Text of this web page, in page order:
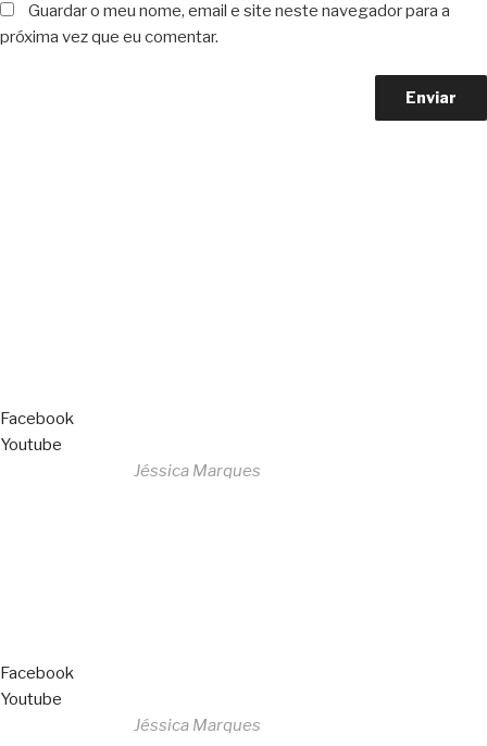
Guardar o meu nome, email e site neste navegador para a
próxima vez que eu comentar.
Facebook
Youtube
Jéssica Marques
Facebook
Youtube
Jéssica Marques